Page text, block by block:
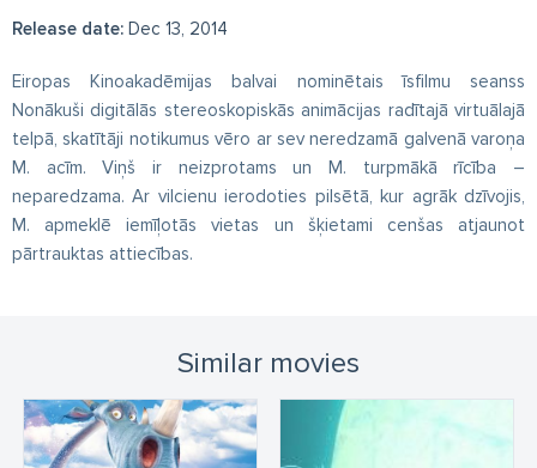
Release date: Dec 13, 2014
Eiropas Kinoakadēmijas balvai nominētais īsfilmu seanss
Nonākuši digitālās stereoskopiskās animācijas radītajā virtuālajā
telpā, skatītāji notikumus vēro ar sev neredzamā galvenā varoņa
M. acīm. Viņš ir neizprotams un M. turpmākā rīcība –
neparedzama. Ar vilcienu ierodoties pilsētā, kur agrāk dzīvojis,
M. apmeklē iemīļotās vietas un šķietami cenšas atjaunot
pārtrauktas attiecības.
Similar movies